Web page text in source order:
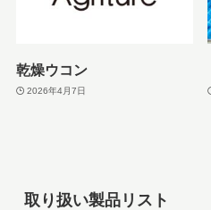
乾燥ウコン
2026年4月7日
取り扱い製品リスト